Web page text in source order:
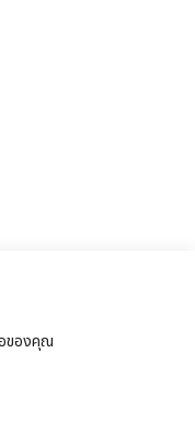
ของคุณ